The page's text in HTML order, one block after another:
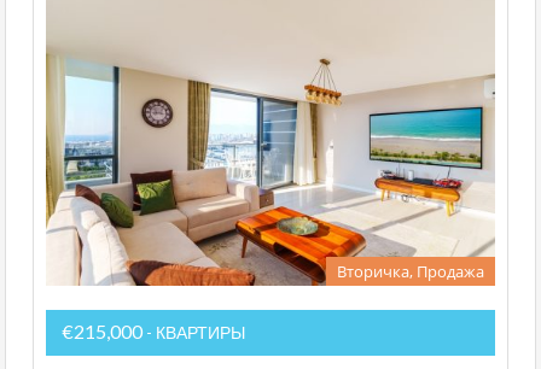
Вторичка, Продажа
€215,000 - КВАРТИРЫ